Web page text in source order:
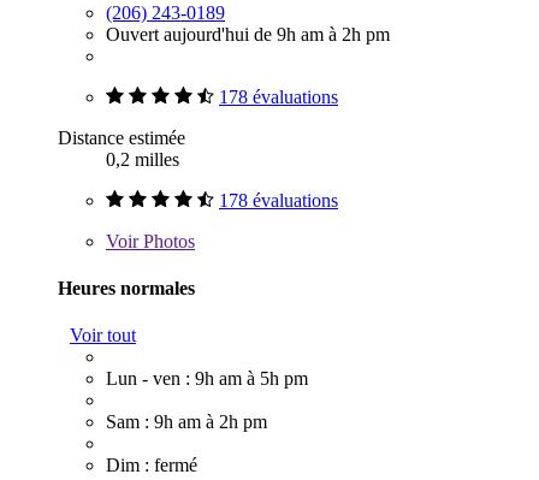
(206) 243-0189
Ouvert aujourd'hui de 9h am à 2h pm
178 évaluations
Distance estimée
0,2 milles
178 évaluations
VoirPhotos
Heures normales
Voir tout
Lun - ven : 9h am à 5h pm
Sam : 9h am à 2h pm
Dim : fermé